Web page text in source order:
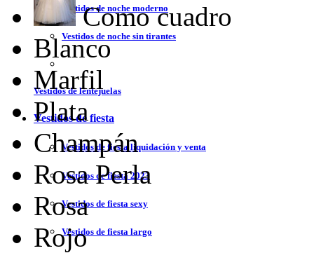
Vestidos de noche moderno
Vestidos de noche sin tirantes
Vestidos de lentejuelas
Vestidos de fiesta
Vestidos de fiesta liquidación y venta
Vestidos de fiesta 2023
Vestidos de fiesta sexy
Vestidos de fiesta largo
Como cuadro
Blanco
Marfil
Plata
Champán
Rosa Perla
Rosa
Rojo